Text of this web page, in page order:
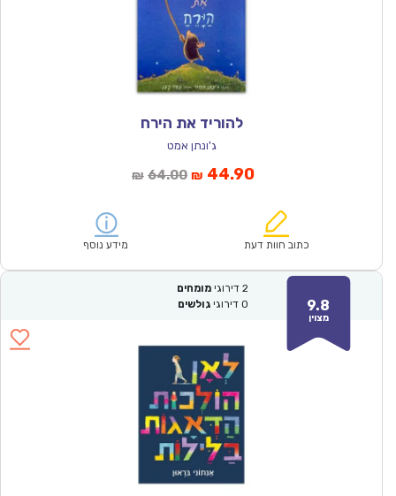
להוריד את הירח
ג'ונתן אמט
₪ 64.00המחיר
₪64.00.
₪ 44.90המחיר
הוא:
כתוב חוות דעת מידע נוסף
9.8
מצוין
2 דירוגי מומחים
0 דירוגי גולשים